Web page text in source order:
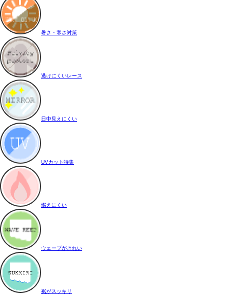
暑さ・寒さ対策
透けにくいレース
日中見えにくい
UVカット特集
燃えにくい
ウェーブがきれい
裾がスッキリ